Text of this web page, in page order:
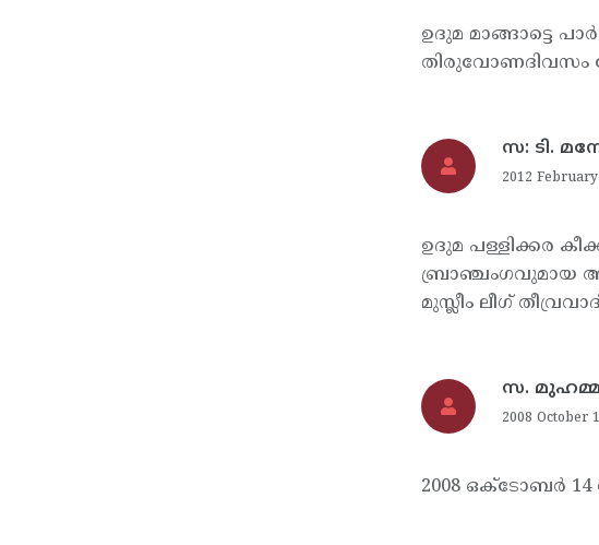
ഉദുമ മാങ്ങാട്ടെ
തിരുവോണദിവസം
സ: ടി.
2012
ഉദുമ പള്ളിക്കര
ബ്രാഞ്ചംഗവുമായ
മുസ്ലീം ലീഗ്
സ.
2008 October
2008 ഒക്‌ടോബര്‍